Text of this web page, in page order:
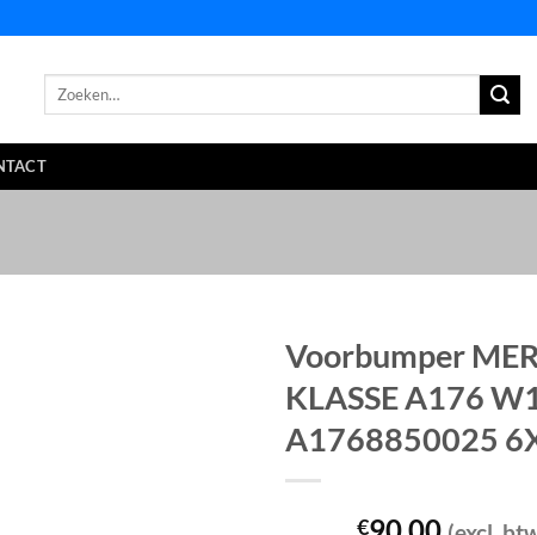
Zoeken
Voorbumper
KLASSE A176
A1768850025
€